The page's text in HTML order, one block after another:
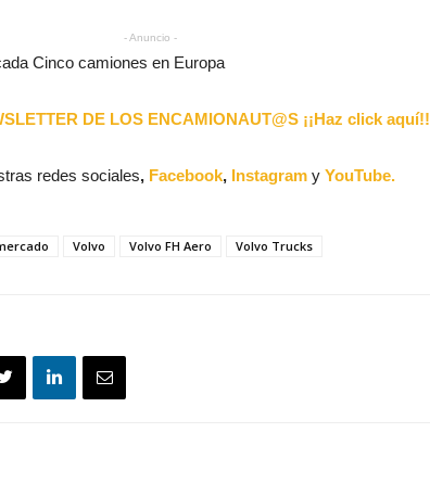
- Anuncio -
Cinco camiones en Europa
DE LOS ENCAMIONAUT@S ¡¡Haz click aquí!!
redes sociales, Facebook, Instagram y YouTube.
Volvo Volvo FH Aero Volvo Trucks